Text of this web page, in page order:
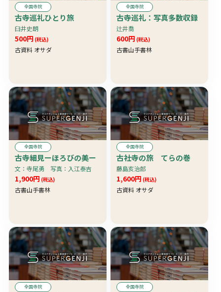
全国寺院
古寺巡礼ひとり旅
臼井史朗
500円 (税込)
古資料 オサダ
全国寺院
古寺巡礼：写真多数収録
辻井喬
600円 (税込)
古書山手書林
全国寺院
古寺細見ーほろびの美ー
文：寺尾勇 写真：入江泰吉
1,900円 (税込)
古書山手書林
全国寺院
古社寺の旅 てらの巻
藤島亥治郎
1,600円 (税込)
古資料 オサダ
全国寺院 全国寺院